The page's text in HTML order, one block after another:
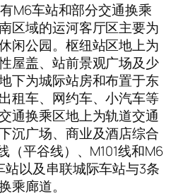
M6车站和部分交通换乘
区域的运河客厅区主要为
闲公园。枢纽站区地上为
屋盖、站前景观广场及少
下为城际站房和布置于东
租车、网约车、小汽车等
通换乘区地上为轨道交通
沉广场、商业及酒店综合
（平谷线）、M101线和M6
站以及串联城际车站与3条
乘廊道。